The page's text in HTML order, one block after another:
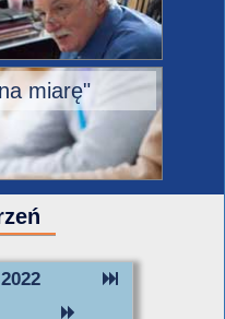
miarę"